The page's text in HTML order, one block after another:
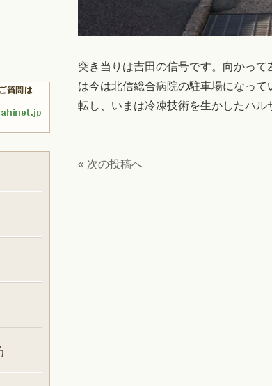
突き当りは吉田の信号です。向かって
は今は北信総合病院の駐車場になっ
転し、いまは冷凍技術を生かしたハル
« 次の投稿へ